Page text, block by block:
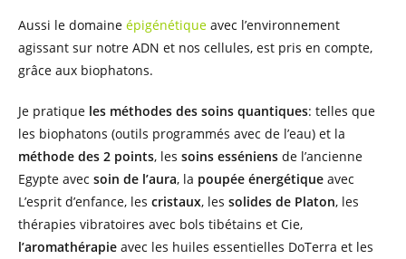
Aussi le domaine épigénétique avec l’environnement
agissant sur notre ADN et nos cellules, est pris en compte,
grâce aux biophatons.
Je pratique les méthodes des soins quantiques: telles que
les biophatons (outils programmés avec de l’eau) et la
méthode des 2 points, les soins esséniens de l’ancienne
Egypte avec soin de l’aura, la poupée énergétique avec
L’esprit d’enfance, les cristaux, les solides de Platon, les
thérapies vibratoires avec bols tibétains et Cie,
l’aromathérapie avec les huiles essentielles DoTerra et les